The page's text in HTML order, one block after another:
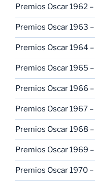
Premios Oscar 1962
Premios Oscar 1963
Premios Oscar 1964
Premios Oscar 1965
Premios Oscar 1966
Premios Oscar 1967
Premios Oscar 1968
Premios Oscar 1969
Premios Oscar 1970